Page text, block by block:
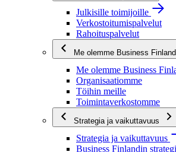
Julkisille toimijoille
Verkostoitumispalvelut
Rahoituspalvelut
Me olemme Business Finland
Me olemme Business
Organisaatiomme
Töihin meille
Toimintaverkostomme
Strategia ja vaikuttavuus
Strategia ja vaikuttavuus
Business Finlandin